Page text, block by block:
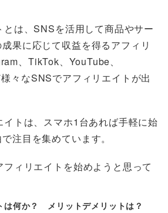
は、SNSを活用して商品やサー
果に応じて収益を得るアフィリ
、TikTok、YouTube、
々なSNSでアフィリエイトが出
トは、スマホ1台あれば手軽に始
注目を集めています。
ィリエイトを始めようと思って
は何か？ メリットデメリットは？